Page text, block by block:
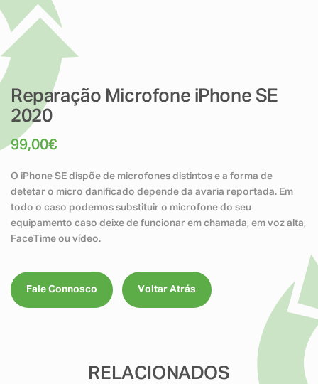
Reparação Microfone iPhone SE
2020
99,00€
O iPhone SE dispõe de microfones distintos e a forma de
detetar o micro danificado depende da avaria reportada. Em
todo o caso podemos substituir o microfone do seu
equipamento caso deixe de funcionar em chamada, em voz alta,
FaceTime ou vídeo.
Fale Connosco Voltar Atrás
RELACIONADOS